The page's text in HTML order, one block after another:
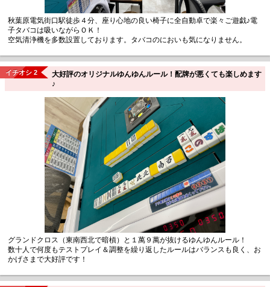
秋葉原電気街口駅徒歩４分、座り心地の良い椅子に全自動卓で楽々ご遊戯♪電
子タバコは吸いながらＯＫ！
空気清浄機を多数設置しております。タバコのにおいも気になりません。
イチオシ 2
大好評のオリジナルゆんゆんルール！配牌が悪くても楽しめます
♪
グランドクロス（東南西北で暗槓）と１萬９萬が抜けるゆんゆんルール！
数十人で何度もテストプレイ＆調整を繰り返したルールはバランスも良く、お
かげさまで大好評です！